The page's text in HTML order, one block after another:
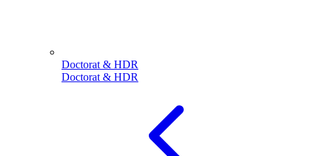
Doctorat & HDR
Doctorat & HDR